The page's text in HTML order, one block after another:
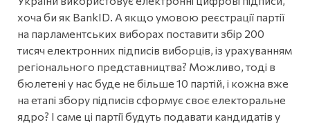
хоча би як BankID. А якщо умовою реєстрації партії
на парламентських виборах поставити збір 200
тисяч електронних підписів виборців, із урахуванням
регіонального представництва? Можливо, тоді в
бюлетені у нас буде не більше 10 партій, і кожна вже
на етапі збору підписів сформує своє електоральне
ядро? І саме ці партії будуть подавати кандидатів у